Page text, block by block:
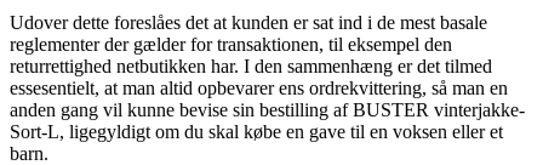
Udover dette foreslåes det at kunden er sat ind i de mest basale
reglementer der gælder for transaktionen, til eksempel den
returrettighed netbutikken har. I den sammenhæng er det tilmed
essesentielt, at man altid opbevarer ens ordrekvittering, så man en
anden gang vil kunne bevise sin bestilling af BUSTER vinterjakke-
Sort-L, ligegyldigt om du skal købe en gave til en voksen eller et
barn.